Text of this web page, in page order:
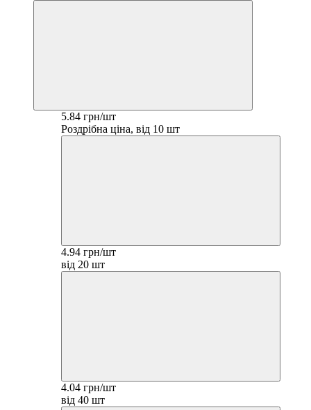
5.84 грн/шт
Роздрібна ціна, від 10 шт
4.94 грн/шт
від 20 шт
4.04 грн/шт
від 40 шт